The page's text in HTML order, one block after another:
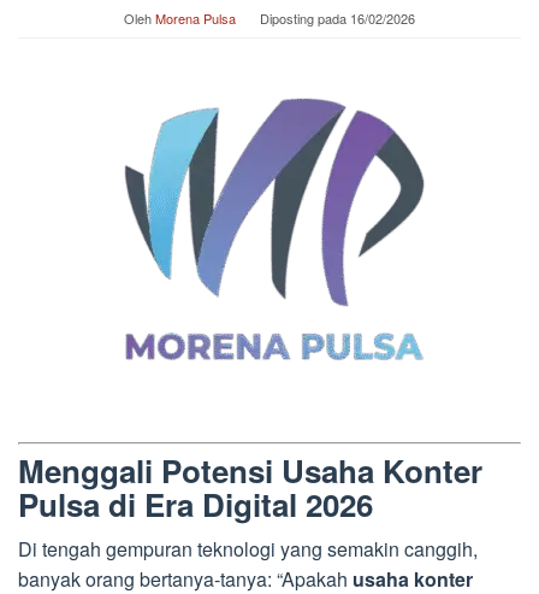
OlehMorena Pulsa Diposting pada 16/02/2026
Menggali Potensi Usaha Konter
Pulsa di Era Digital 2026
Di tengah gempuran teknologi yang semakin canggih,
banyak orang bertanya-tanya: “Apakah usaha konter